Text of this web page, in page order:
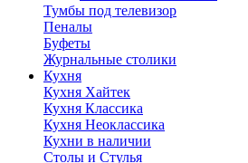
Тумбы под телевизор
Пеналы
Буфеты
Журнальные столики
Кухня
Кухня Хайтек
Кухня Классика
Кухня Неоклассика
Кухни в наличии
Столы и Стулья